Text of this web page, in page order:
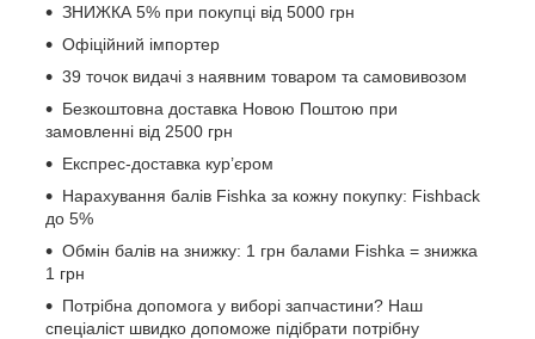
ЗНИЖКА 5% при покупці від 5000 грн
Офіційний імпортер
39 точок видачі з наявним товаром та самовивозом
Безкоштовна доставка Новою Поштою при
замовленні від 2500 грн
Експрес-доставка кур’єром
Нарахування балів Fishka за кожну покупку: Fishback
до 5%
Обмін балів на знижку: 1 грн балами Fishka = знижка
1 грн
Потрібна допомога у виборі запчастини? Наш
спеціаліст швидко допоможе підібрати потрібну